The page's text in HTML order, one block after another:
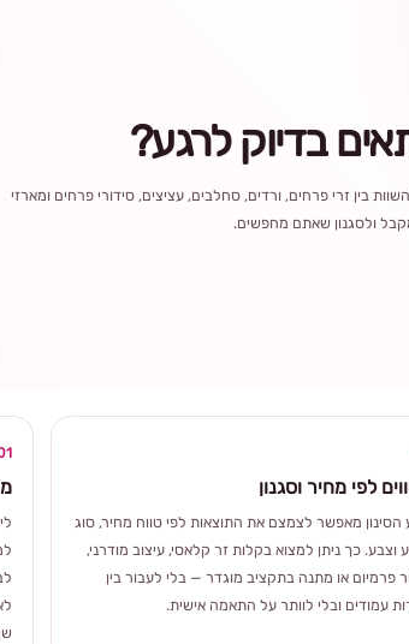
בדיוק לרגע?
בין זרי פרחים, ורדים, סחלבים, עציצים, סידורי פרחים ומארזי
ולסגנון שאתם מחפשים.
לפי מחיר וסגנון
הסינון מאפשר לצמצם את התוצאות לפי טווח מחיר, סוג
וצבע. כך ניתן למצוא בקלות זר קלאסי, עיצוב מודרני,
פרמיום או מתנה בתקציב מוגדר — בלי לעבור בין
עמודים ובלי לוותר על התאמה אישית.